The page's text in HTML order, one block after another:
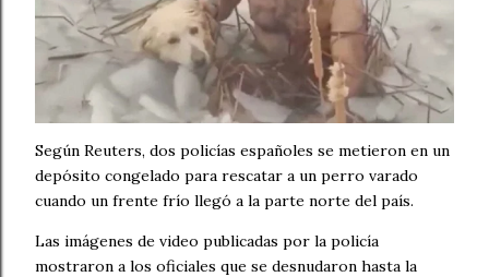
Según Reuters, dos policías españoles se metieron en un
depósito congelado para rescatar a un perro varado
cuando un frente frío llegó a la parte norte del país.
Las imágenes de video publicadas por la policía
mostraron a los oficiales que se desnudaron hasta la